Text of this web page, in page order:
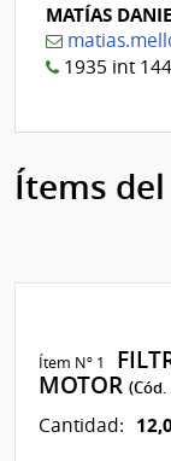
MATÍAS
1935 int
Ítems
Ítem Nº 1
MOTOR
Cantidad: